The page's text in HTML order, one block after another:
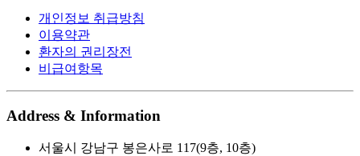
개인정보 취급방침
이용약관
환자의 권리장전
비급여항목
Address & Information
서울시 강남구 봉은사로 117(9층, 10층)